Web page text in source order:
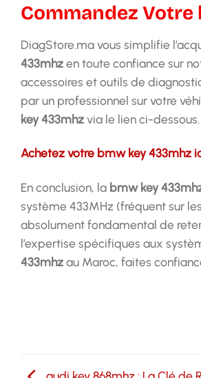
Commandez
DiagStore.ma vous simplifie
433mhzen toute confiance sur
accessoires et outils de
par un professionnel sur votre
key 433mhzvia le lien ci-dessous.
Achetez votre bmw key 433mhz
En conclusion, la bmw key
système 433MHz (fréquent sur
absolument fondamental de
l’expertise spécifiques aux
433mhzau Maroc, faites